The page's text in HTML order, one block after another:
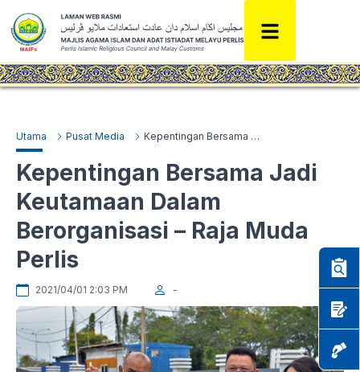
Utama Pusat Media Kepentingan Bersama Jadi Keutamaan Dalam Berorganisasi – Raja Muda Perlis
Kepentingan Bersama Jadi
Keutamaan Dalam
Berorganisasi – Raja Muda
Perlis
2021/04/01 2:03 PM -